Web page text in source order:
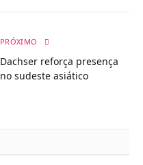
PRÓXIMO
Dachser reforça presença
no sudeste asiático